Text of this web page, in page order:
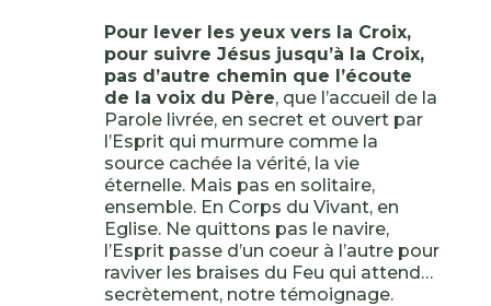
Pour lever les yeux vers la Croix,
pour suivre Jésus jusqu’à la Croix,
pas d’autre chemin que l’écoute
de la voix du Père, que l’accueil de la
Parole livrée, en secret et ouvert par
l’Esprit qui murmure comme la
source cachée la vérité, la vie
éternelle. Mais pas en solitaire,
ensemble. En Corps du Vivant, en
Eglise. Ne quittons pas le navire,
l’Esprit passe d’un coeur à l’autre pour
raviver les braises du Feu qui attend…
secrètement, notre témoignage.